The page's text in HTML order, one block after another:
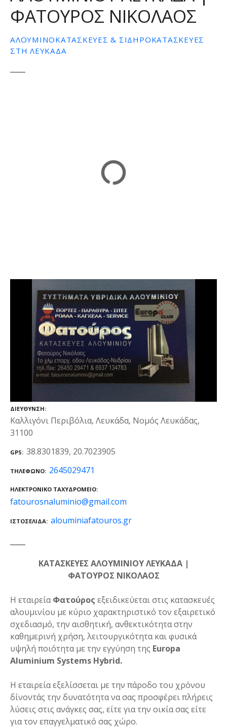
ΦΑΤΟΥΡΟΣ ΝΙΚΟΛΑΟΣ
ΑΛΟΥΜΙΝΟΚΑΤΑΣΚΕΥΈΣ & ΣΙΔΗΡΟΚΑΤΑΣΚΕΥΈΣ
ΣΤΗ ΛΕΥΚΆΔΑ
ΔΙΕΎΘΥΝΣΗ
Καλλιγόνι Περιβόλια, Λευκάδα, Νομός Λευκάδας,
31100
GPS 38.8301839, 20.7023905
ΤΗΛΈΦΩΝΟ 2645029471
ΗΛΕΚΤΡΟΝΙΚΌ ΤΑΧΥΔΡΟΜΕΊΟ
fatourosnaluminio@gmail.com
ΙΣΤΟΣΕΛΊΔΑ alouminiafatouros.gr
ΚΑΤΑΣΚΕΥΕΣ ΑΛΟΥΜΙΝΙΟΥ ΛΕΥΚΑΔΑ |
ΦΑΤΟΥΡΟΣ ΝΙΚΟΛΑΟΣ
Η εταιρείαΦατούρος εξειδικεύεται στις κατασκευές
αλουμινίου με κύριο χαρακτηριστικό τον εξαιρετικό
σχεδιασμό, την αισθητική, ανθεκτικότητα στην
καθημερινή χρήση, λειτουργικότητα και φυσικά
υψηλή ποιότητα με την εγγύηση της Europa
Aluminium Systems Hybrid.
Η εταιρεία εξελίσσεται με την πάροδο του χρόνου
δίνοντάς την δυνατότητα να σας προσφέρει πλήρεις
λύσεις στις ανάγκες σας, είτε για την οικία σας είτε
για τον επαγγελματικό σας χώρο.